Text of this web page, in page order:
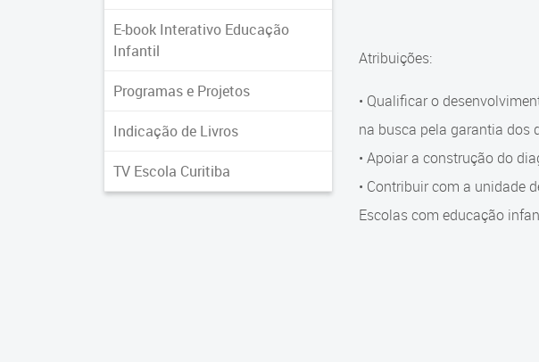
E-book Interativo Educação
Infantil
Programas e Projetos
Indicação de Livros
TV Escola Curitiba
Atribuições:
• Qualificar o
na busca pela garantia dos
• Apoiar a construção do
• Contribuir com a unidade
Escolas com educação